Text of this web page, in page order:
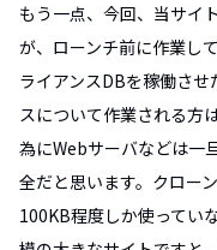
もう一点、今回、当サイ
が、ローンチ前に作業し
ライアンスDBを稼働さ
スについて作業される方
為にWebサーバなどは一
全だと思います。クロー
100KB程度しか使ってい